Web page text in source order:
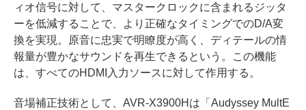
ィオ信号に対して、マスタークロックに含まれるジッタ
ーを低減することで、より正確なタイミングでのD/A変
換を実現。原音に忠実で明瞭度が高く、ディテールの情
報量が豊かなサウンドを再生できるという。この機能
は、すべてのHDMI入力ソースに対して作用する。
音場補正技術として、AVR-X3900Hは「Audyssey MultE